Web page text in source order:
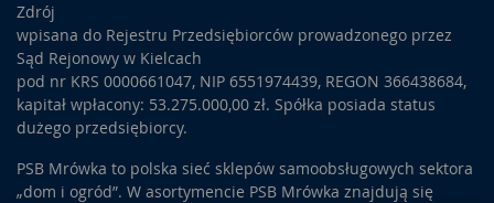
Zdrój
wpisana do Rejestru Przedsiębiorców prowadzonego przez
Sąd Rejonowy w Kielcach
pod nr KRS 0000661047, NIP 6551974439, REGON 366438684,
kapitał wpłacony: 53.275.000,00 zł. Spółka posiada status
dużego przedsiębiorcy.
PSB Mrówka to polska sieć sklepów samoobsługowych sektora
„dom i ogród”. W asortymencie PSB Mrówka znajdują się